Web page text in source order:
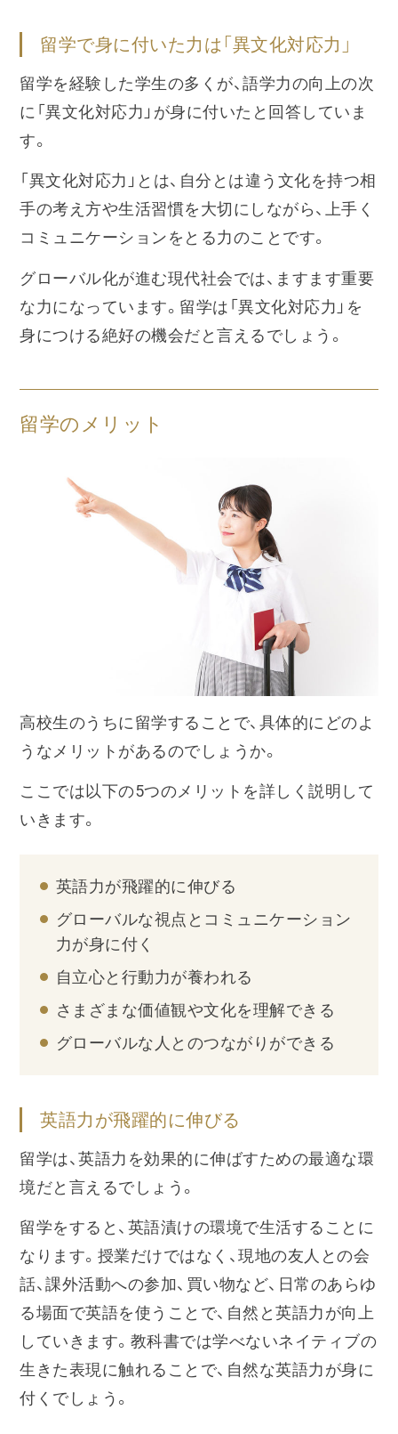
留学で身に付いた力は「異文化対応力」
留学を経験した学生の多くが、語学力の向上の次
に「異文化対応力」が身に付いたと回答していま
す。
「異文化対応力」とは、自分とは違う文化を持つ相
手の考え方や生活習慣を大切にしながら、上手く
コミュニケーションをとる力のことです。
グローバル化が進む現代社会では、ますます重要
な力になっています。留学は「異文化対応力」を
身につける絶好の機会だと言えるでしょう。
留学のメリット
高校生のうちに留学することで、具体的にどのよ
うなメリットがあるのでしょうか。
ここでは以下の5つのメリットを詳しく説明して
いきます。
英語力が飛躍的に伸びる
グローバルな視点とコミュニケーション
力が身に付く
自立心と行動力が養われる
さまざまな価値観や文化を理解できる
グローバルな人とのつながりができる
英語力が飛躍的に伸びる
留学は、英語力を効果的に伸ばすための最適な環
境だと言えるでしょう。
留学をすると、英語漬けの環境で生活することに
なります。授業だけではなく、現地の友人との会
話、課外活動への参加、買い物など、日常のあらゆ
る場面で英語を使うことで、自然と英語力が向上
していきます。教科書では学べないネイティブの
生きた表現に触れることで、自然な英語力が身に
付くでしょう。